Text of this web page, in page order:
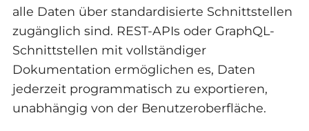
alle Daten über standardisierte Schnittstellen
zugänglich sind. REST-APIs oder GraphQL-
Schnittstellen mit vollständiger
Dokumentation ermöglichen es, Daten
jederzeit programmatisch zu exportieren,
unabhängig von der Benutzeroberfläche.